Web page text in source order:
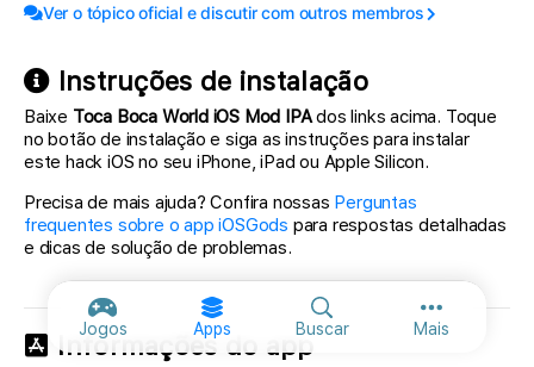
Jogos Apps Buscar MaisMais
Ver o tópico oficial e discutir com outros membros
Instruções de instalação
Baixe Toca Boca World iOS Mod IPAdos links acima. Toque
no botão de instalação e siga as instruções para instalar
este hack iOS no seu iPhone, iPad ou Apple Silicon.
Precisa de mais ajuda? Confira nossas Perguntas
frequentes sobre o app iOSGods para respostas detalhadas
e dicas de solução de problemas.
Informações do app